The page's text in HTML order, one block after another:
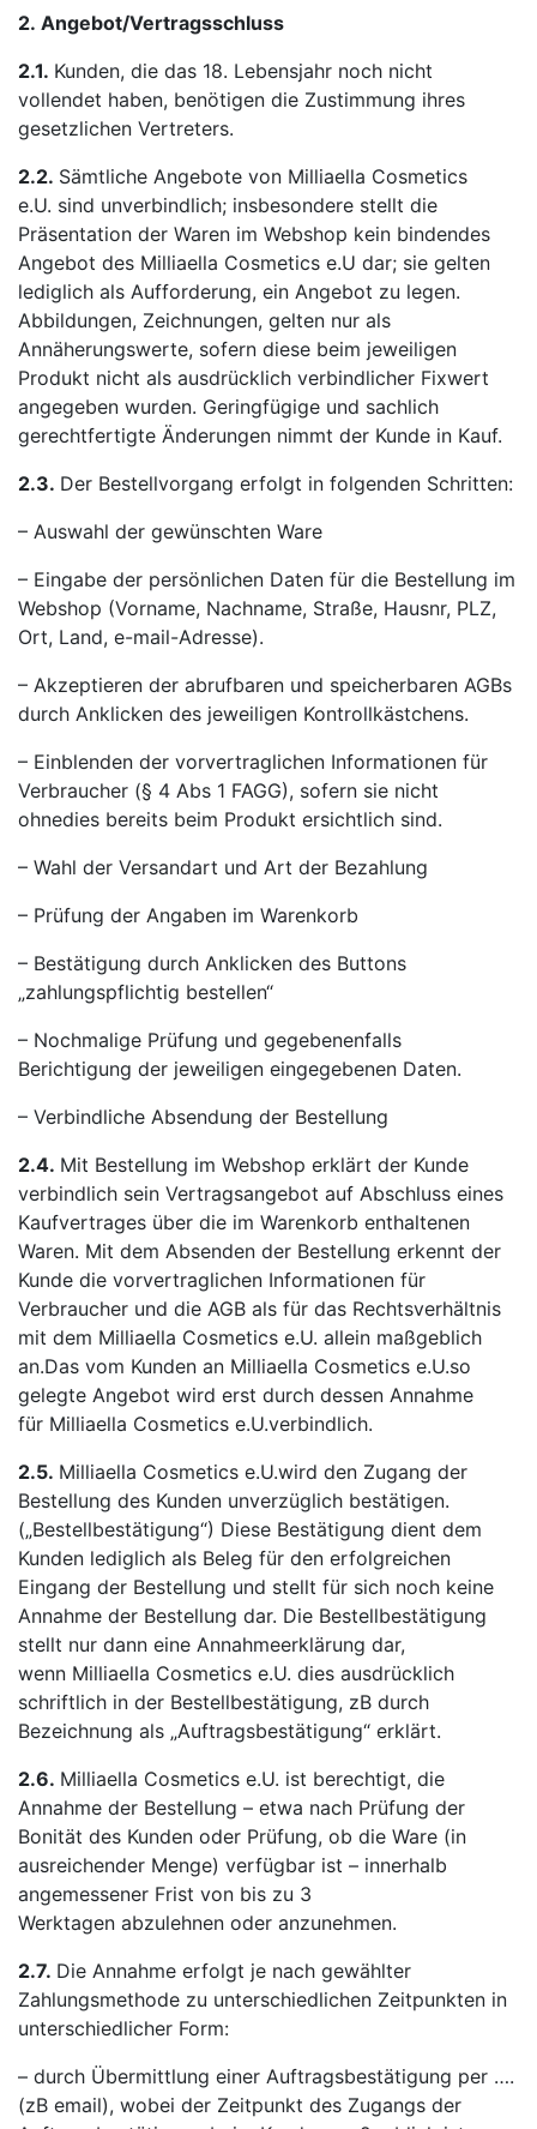
2. Angebot/Vertragsschluss
2.1. Kunden, die das 18. Lebensjahr noch nicht
vollendet haben, benötigen die Zustimmung ihres
gesetzlichen Vertreters.
2.2. Sämtliche Angebote von Milliaella Cosmetics
e.U. sind unverbindlich; insbesondere stellt die
Präsentation der Waren im Webshop kein bindendes
Angebot des Milliaella Cosmetics e.U dar; sie gelten
lediglich als Aufforderung, ein Angebot zu legen.
Abbildungen, Zeichnungen, gelten nur als
Annäherungswerte, sofern diese beim jeweiligen
Produkt nicht als ausdrücklich verbindlicher Fixwert
angegeben wurden. Geringfügige und sachlich
gerechtfertigte Änderungen nimmt der Kunde in Kauf.
2.3. Der Bestellvorgang erfolgt in folgenden Schritten:
– Auswahl der gewünschten Ware
– Eingabe der persönlichen Daten für die Bestellung im
Webshop (Vorname, Nachname, Straße, Hausnr, PLZ,
Ort, Land, e-mail-Adresse).
– Akzeptieren der abrufbaren und speicherbaren AGBs
durch Anklicken des jeweiligen Kontrollkästchens.
– Einblenden der vorvertraglichen Informationen für
Verbraucher (§ 4 Abs 1 FAGG), sofern sie nicht
ohnedies bereits beim Produkt ersichtlich sind.
– Wahl der Versandart und Art der Bezahlung
– Prüfung der Angaben im Warenkorb
– Bestätigung durch Anklicken des Buttons
„zahlungspflichtig bestellen“
– Nochmalige Prüfung und gegebenenfalls
Berichtigung der jeweiligen eingegebenen Daten.
– Verbindliche Absendung der Bestellung
2.4. Mit Bestellung im Webshop erklärt der Kunde
verbindlich sein Vertragsangebot auf Abschluss eines
Kaufvertrages über die im Warenkorb enthaltenen
Waren. Mit dem Absenden der Bestellung erkennt der
Kunde die vorvertraglichen Informationen für
Verbraucher und die AGB als für das Rechtsverhältnis
mit dem Milliaella Cosmetics e.U. allein maßgeblich
an.Das vom Kunden an Milliaella Cosmetics e.U.so
gelegte Angebot wird erst durch dessen Annahme
für Milliaella Cosmetics e.U.verbindlich.
2.5. Milliaella Cosmetics e.U.wird den Zugang der
Bestellung des Kunden unverzüglich bestätigen.
(„Bestellbestätigung“) Diese Bestätigung dient dem
Kunden lediglich als Beleg für den erfolgreichen
Eingang der Bestellung und stellt für sich noch keine
Annahme der Bestellung dar. Die Bestellbestätigung
stellt nur dann eine Annahmeerklärung dar,
wenn Milliaella Cosmetics e.U. dies ausdrücklich
schriftlich in der Bestellbestätigung, zB durch
Bezeichnung als „Auftragsbestätigung“ erklärt.
2.6. Milliaella Cosmetics e.U. ist berechtigt, die
Annahme der Bestellung – etwa nach Prüfung der
Bonität des Kunden oder Prüfung, ob die Ware (in
ausreichender Menge) verfügbar ist – innerhalb
angemessener Frist von bis zu 3
Werktagen abzulehnen oder anzunehmen.
2.7. Die Annahme erfolgt je nach gewählter
Zahlungsmethode zu unterschiedlichen Zeitpunkten in
unterschiedlicher Form:
– durch Übermittlung einer Auftragsbestätigung per ….
(zB email), wobei der Zeitpunkt des Zugangs der